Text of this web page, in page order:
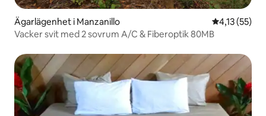
Ägarlägenhet i Manzanillo 4,13 av 5 i
4,13 (55)
Vacker svit med 2 sovrum A/C & Fiberoptik 80MB